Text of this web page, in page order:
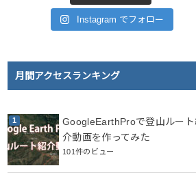
Instagram でフォロー
月間アクセスランキング
GoogleEarthProで登山ルート
介動画を作ってみた
101件のビュー